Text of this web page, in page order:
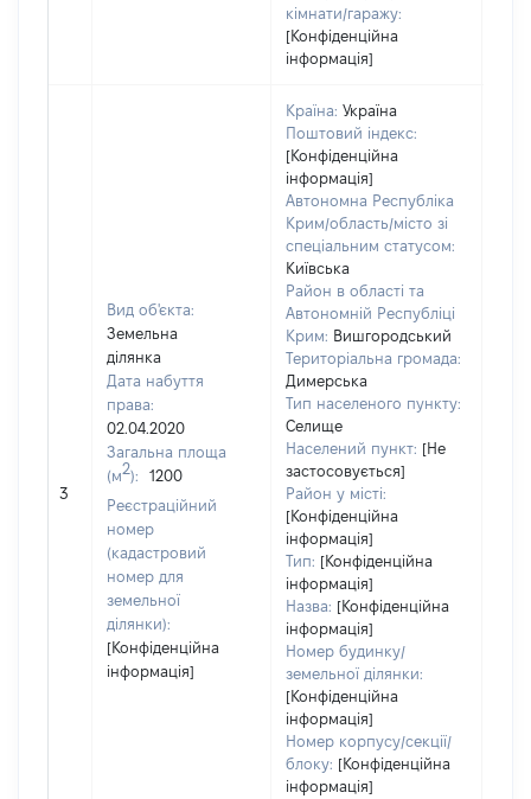
кімнати/гаражу:
[Конфіденційна
інформація]
3
Вид об'єкта:
Земельна
ділянка
Дата набуття
права:
02.04.2020
Загальна площа
(м2):
1200
Реєстраційний
номер
(кадастровий
номер для
земельної
ділянки):
[Конфіденційна
інформація]
Країна: Україна
Поштовий індекс:
[Конфіденційна
інформація]
Автономна Республіка
Крим/область/місто зі
спеціальним статусом:
Київська
Район в області та
Автономній Республіці
Крим: Вишгородський
Територіальна громада:
Димерська
Тип населеного пункту:
Селище
Населений пункт: [Не
застосовується]
Район у місті:
[Конфіденційна
інформація]
Тип: [Конфіденційна
інформація]
Назва: [Конфіденційна
інформація]
Номер будинку/
земельної ділянки:
[Конфіденційна
інформація]
Номер корпусу/секції/
блоку: [Конфіденційна
інформація]